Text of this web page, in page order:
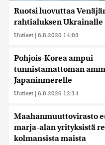
Ruotsi luovuttaa
rahtialuksen Ukrainalle
Uutiset | 6.8.2026 14:03
Pohjois-Korea ampui
tunnistamattoman
Japaninmerelle
Uutiset | 6.8.2026 12:14
Maahanmuuttovirasto
marja-alan yrityksistä
kolmansista maista